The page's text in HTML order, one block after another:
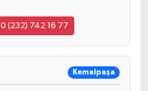
0 (232) 742 16 77
Kemalpaşa